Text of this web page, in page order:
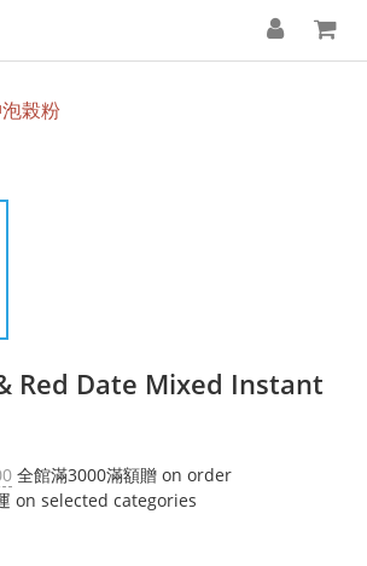
榖粉
Red Date Mixed Instant
全館滿3000滿額贈 on order
on selected categories